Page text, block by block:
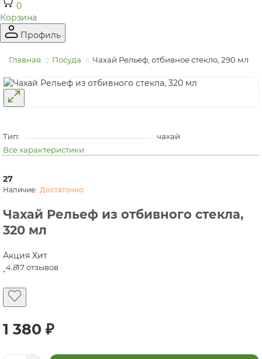
0
Корзина
Профиль
Главная Посуда Чахай Рельеф, отбивное стекло, 290 мл
Тип:
чахай
Все характеристики
27
Достаточно
Чахай Рельеф из отбивного стекла,
320 мл
Акция Хит
4.817 отзывов
1 380 ₽